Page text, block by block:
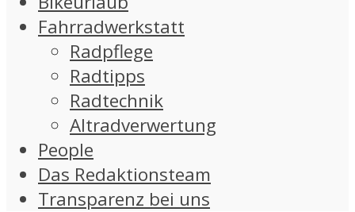
Fahrradwerkstatt
Radpflege
Radtipps
Radtechnik
Altradverwertung
People
Das Redaktionsteam
Transparenz bei uns